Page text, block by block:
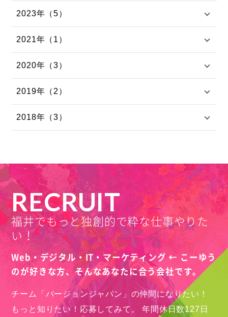
2023年（5）
2021年（1）
2020年（3）
2019年（2）
2018年（3）
RECRUIT
福井でもっと独創的で粋な仕事やりた
い！
Web・デジタル・IT・マーケティング ← こーゆう
のが好きな方、そんなあなたに合う会社です。
チーム「バージョンジャパン」の仲間になりたい！
もっと知りたい！応募してみて。
年間休日数127日